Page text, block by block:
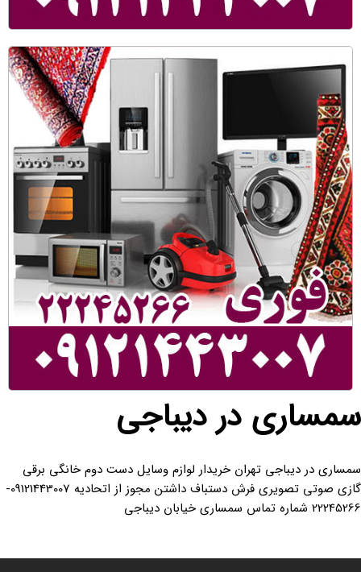
سمساری در دیباجی
سمساری در دیباجی تهران خریدار لوازم وسایل دست دوم خانگی برقی
گازی صوتی تصویری فرش دستباف داشتن مجوز از اتحادیه 09121443007-
22245266 شماره تماس سمساری خیابان دیباجی